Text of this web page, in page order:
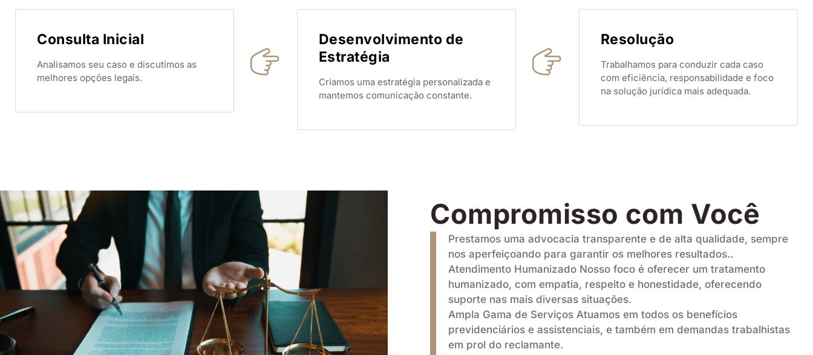
Consulta Inicial
Analisamos seu caso e discutimos as
melhores opções legais.
Desenvolvimento de
Estratégia
Criamos uma estratégia personalizada e
mantemos comunicação constante.
Resolução
Trabalhamos para conduzir cada caso
com eficiência, responsabilidade e foco
na solução jurídica mais adequada.
Compromisso com Você
Prestamos uma advocacia transparente e de alta qualidade, sempre
nos aperfeiçoando para garantir os melhores resultados..
Atendimento Humanizado Nosso foco é oferecer um tratamento
humanizado, com empatia, respeito e honestidade, oferecendo
suporte nas mais diversas situações.
Ampla Gama de Serviços Atuamos em todos os benefícios
previdenciários e assistenciais, e também em demandas trabalhistas
em prol do reclamante.